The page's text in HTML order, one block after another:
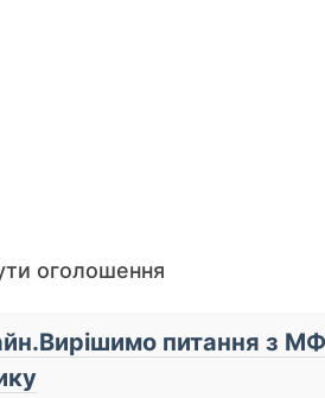
оголошення
питання з
📌